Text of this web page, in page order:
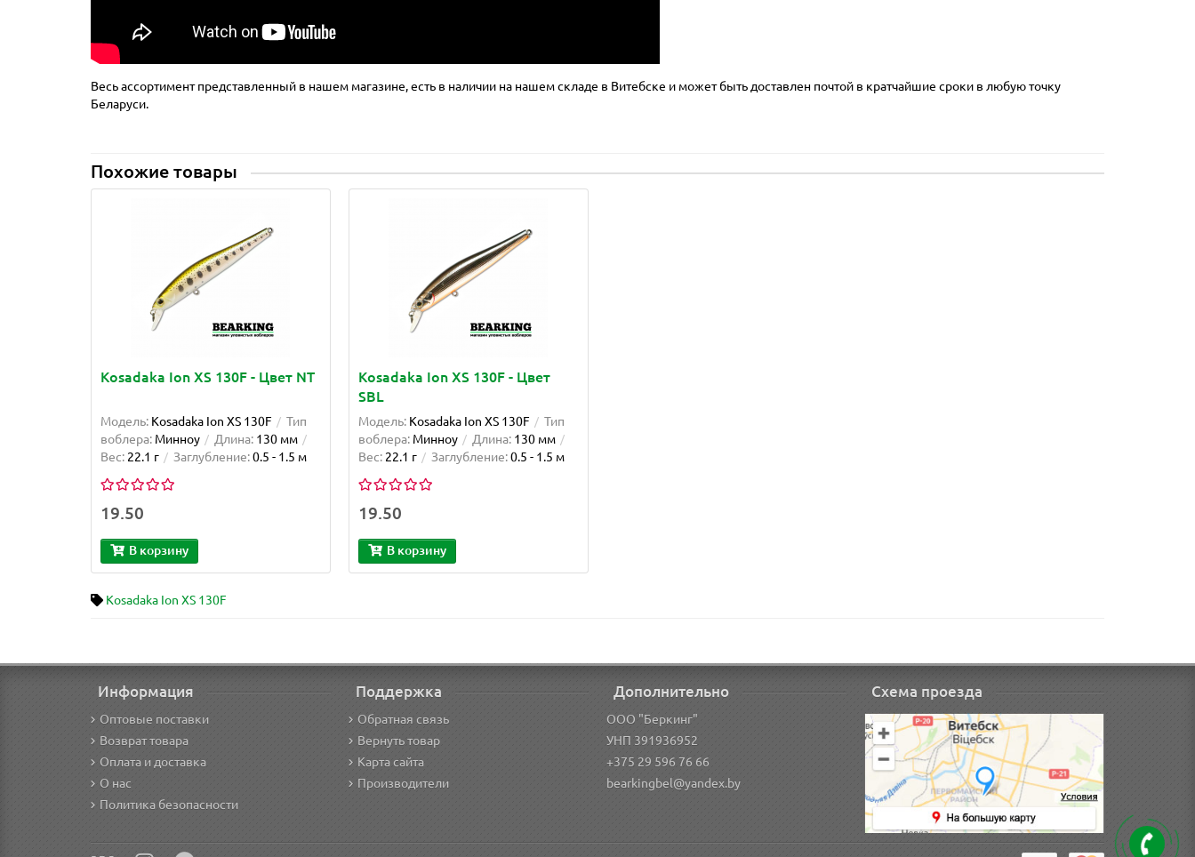
Весь ассортимент представленный в нашем магазине, есть в наличии на нашем складе в Витебске и может быть доставлен почтой в кратчайшие сроки в любую точку
Беларуси.
Похожие товары
Kosadaka Ion XS 130F - Цвет NT
Модель: Kosadaka Ion XS 130F
Тип
воблера: Минноу Длина: 130 мм
Вес: 22.1 г Заглубление:0.5 - 1.5 м
19.50
В корзину
Kosadaka Ion XS 130F - Цвет
SBL
Модель: Kosadaka Ion XS 130F
Тип
воблера: Минноу Длина: 130 мм
Вес: 22.1 г Заглубление:0.5 - 1.5 м
19.50
В корзину
Kosadaka Ion XS 130F
Информация
Оптовые поставки
Возврат товара
Оплата и доставка
О нас
Политика безопасности
Поддержка
Обратная связь
Вернуть товар
Карта сайта
Производители
Дополнительно
ООО "Беркинг"
УНП 391936952
+375 29 596 76 66
bearkingbel@yandex.by
Схема проезда